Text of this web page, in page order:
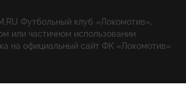
Футбольный клуб «Локомотив»,
или частичном использовании
на официальный сайт ФК «Локомотив»